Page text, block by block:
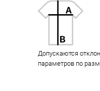
Допускаются
параметров по